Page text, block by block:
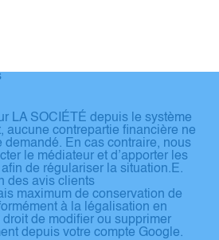
LA SOCIÉTÉ depuis le système
aucune contrepartie financière ne
demandé. En cas contraire, nous
le médiateur et d’apporter les
de régulariser la situation.E.
des avis clients
maximum de conservation de
à la légalisation en
de modifier ou supprimer
depuis votre compte Google.